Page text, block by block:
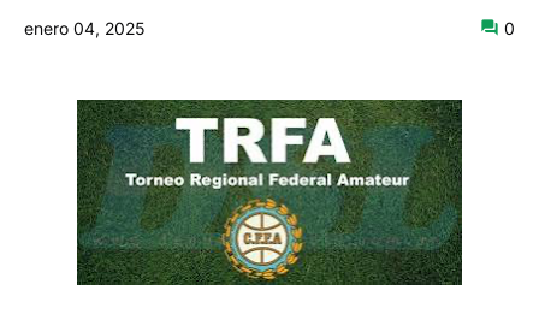
enero 04, 2025 0